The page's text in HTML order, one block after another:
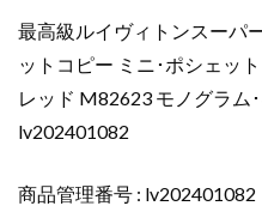
ヴ
ィ
ト
ン
シ
最高級ルイヴィトンスーパ
ットコピー ミニ･ポシェッ
レッド M82623 モノグラム
lv202401082
商品管理番号 : lv202401082